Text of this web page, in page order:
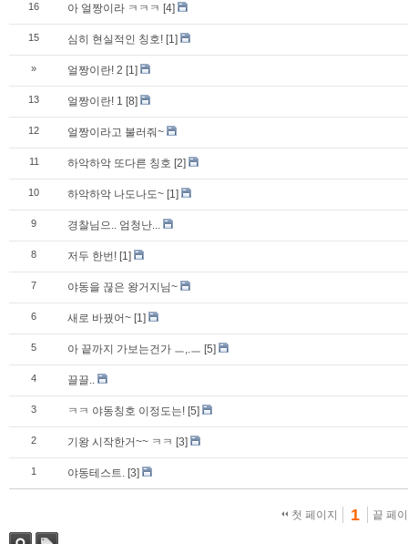
16 아 얼짱이라 ㅋㅋㅋ [4]
15 심히 현실적인 칭호! [1]
» 얼짱이란! 2 [1]
13 얼짱이란! 1 [8]
12 얼짱이라고 불러줘~
11 하악하악 또다른 칭호 [2]
10 하악하악 나도나도~ [1]
9 경찰님으.. 엄청난...
8 저두 한번! [1]
7 야동을 끊은 왕거지님~
6 새로 바꿨어~ [1]
5 아 끝까지 가보는건가 ㅡ,.ㅡ [5]
4 끌끌..
3 ㅋㅋ 야동칭호 이정도는! [5]
2 기왕 시작한거~~ ㅋㅋ [3]
1 야동테스트. [3]
첫 페이지 1 끝 페